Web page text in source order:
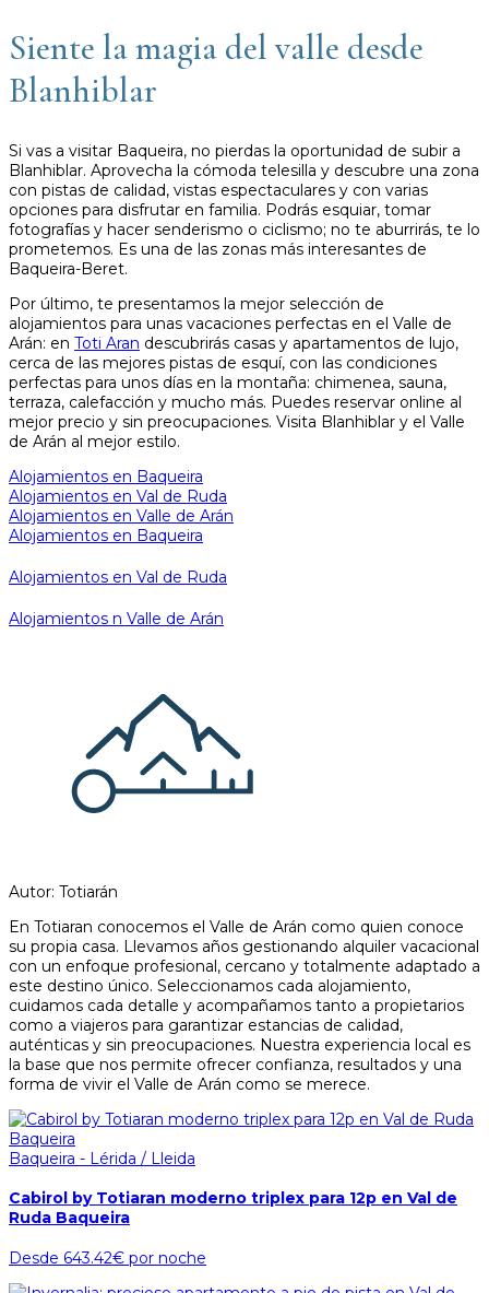
Siente la magia del valle desde
Blanhiblar
Si vas a visitar Baqueira, no pierdas la oportunidad de subir a
Blanhiblar. Aprovecha la cómoda telesilla y descubre una zona
con pistas de calidad, vistas espectaculares y con varias
opciones para disfrutar en familia. Podrás esquiar, tomar
fotografías y hacer senderismo o ciclismo; no te aburrirás, te lo
prometemos. Es una de las zonas más interesantes de
Baqueira-Beret.
Por último, te presentamos la mejor selección de
alojamientos para unas vacaciones perfectas en el Valle de
Arán: en Toti Aran descubrirás casas y apartamentos de lujo,
cerca de las mejores pistas de esquí, con las condiciones
perfectas para unos días en la montaña: chimenea, sauna,
terraza, calefacción y mucho más. Puedes reservar online al
mejor precio y sin preocupaciones. Visita Blanhiblar y el Valle
de Arán al mejor estilo.
Alojamientos en Baqueira
Alojamientos en Val de Ruda
Alojamientos en Valle de Arán
Alojamientos en Baqueira
Alojamientos en Val de Ruda
Alojamientos n Valle de Arán
Autor: Totiarán
En Totiaran conocemos el Valle de Arán como quien conoce
su propia casa. Llevamos años gestionando alquiler vacacional
con un enfoque profesional, cercano y totalmente adaptado a
este destino único. Seleccionamos cada alojamiento,
cuidamos cada detalle y acompañamos tanto a propietarios
como a viajeros para garantizar estancias de calidad,
auténticas y sin preocupaciones. Nuestra experiencia local es
la base que nos permite ofrecer confianza, resultados y una
forma de vivir el Valle de Arán como se merece.
Baqueira - Lérida / Lleida
Cabirol by Totiaran moderno triplex para 12p en Val de
Ruda Baqueira
Desde 643.42€ por noche